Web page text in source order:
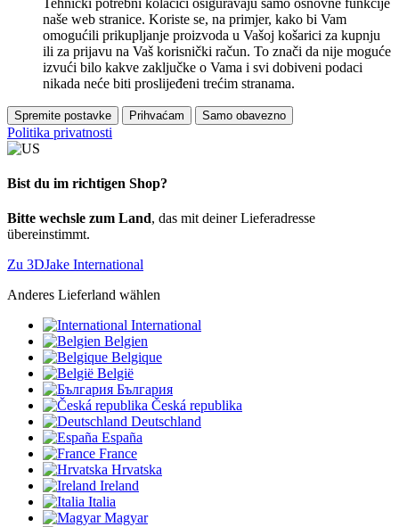
naše web stranice. Koriste se, na primjer, kako bi Vam
omogućili prikupljanje proizvoda u Vašoj košarici za kupnju
ili za prijavu na Vaš korisnički račun. To znači da nije moguće
izvući bilo kakve zaključke o Vama i svi dobiveni podaci
nikada neće biti proslijeđeni trećim stranama.
Spremite postavke Prihvaćam Samo obavezno
Politika privatnosti
Bist du im richtigen Shop?
Bitte wechsle zum Land, das mit deiner Lieferadresse
übereinstimmt.
Zu 3DJake International
Anderes Lieferland wählen
International
Belgien
Belgique
België
България
Česká republika
Deutschland
España
France
Hrvatska
Ireland
Italia
Magyar